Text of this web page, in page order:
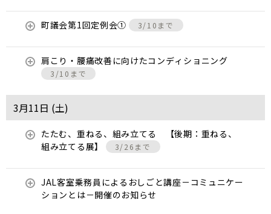
町議会第1回定例会① 3/10まで
肩こり・腰痛改善に向けたコンディショニング
3/10まで
3月11日 (土)
たたむ、重ねる、組み立てる 【後期：重ねる、
組み立てる展】
3/26まで
JAL客室乗務員によるおしごと講座－コミュニケー
ションとは－開催のお知らせ